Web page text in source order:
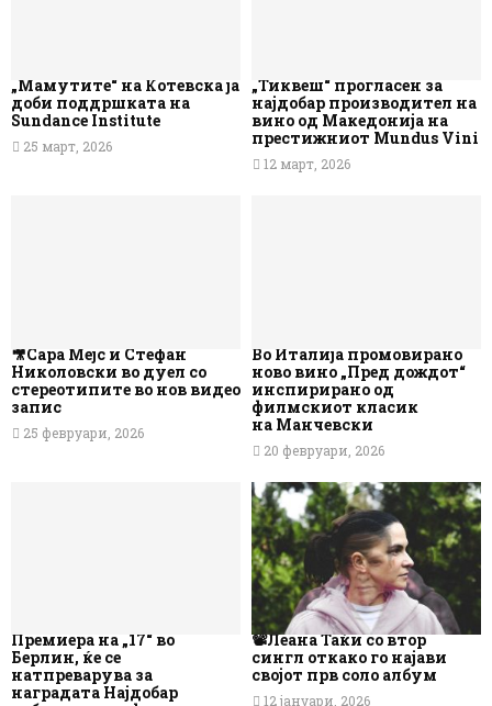
„Мамутите“ на Котевска ја
доби поддршката на
Sundance Institute
25 март, 2026
„Тиквеш“ прогласен за
најдобар производител на
вино од Македонија на
престижниот Mundus Vini
12 март, 2026
🎥Сара Мејс и Стефан
Николовски во дуел со
стереотипите во нов видео
запис
25 февруари, 2026
Во Италија промовирано
ново вино „Пред дождот“
инспирирано од
филмскиот класик
на Манчевски
20 февруари, 2026
Премиера на „17“ во
Берлин, ќе се
натпреварува за
наградата Најдобар
📽️Леана Таќи со втор
сингл откако го најави
својот прв соло албум
12 јануари, 2026